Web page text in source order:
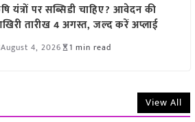
यंत्रों पर सब्सिडी चाहिए? आवेदन की
तारीख 4 अगस्त, जल्द करें अप्लाई
August 4, 2026 1 min read
View All